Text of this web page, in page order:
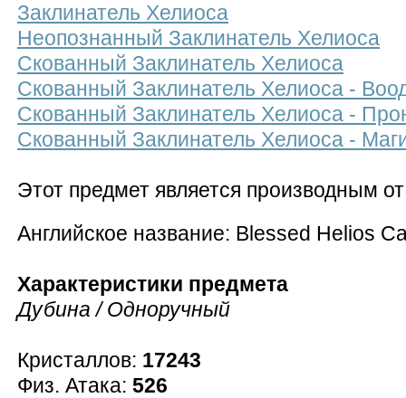
Заклинатель Хелиоса
Неопознанный Заклинатель Хелиоса
Скованный Заклинатель Хелиоса
Скованный Заклинатель Хелиоса -
Скованный Заклинатель Хелиоса -
Скованный Заклинатель Хелиоса -
Этот предмет является производным
Английское название: Blessed Helios
Характеристики предмета
Дубина / Одноручный
Кристаллов: 17243
Физ. Атака: 526